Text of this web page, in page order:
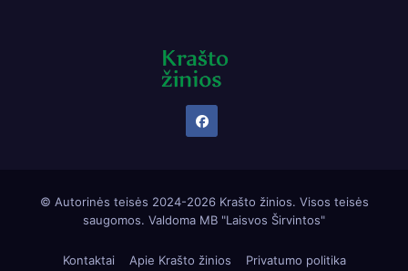
© Autorinės teisės 2024-2026 Krašto žinios. Visos teisės
saugomos. Valdoma MB "Laisvos Širvintos"
Kontaktai Apie Krašto žinios Privatumo politika